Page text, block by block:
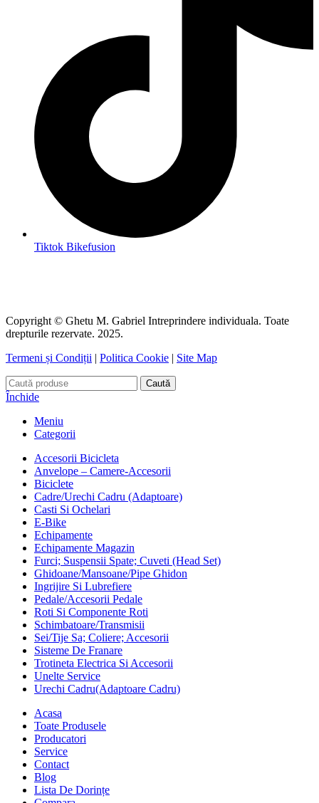
Tiktok Bikefusion
Copyright © Ghetu M. Gabriel Intreprindere individuala. Toate
drepturile rezervate. 2025.
Termeni și Condiții | Politica Cookie | Site Map
Caută
Închide
Meniu
Categorii
Accesorii Bicicleta
Anvelope – Camere-Accesorii
Biciclete
Cadre/Urechi Cadru (Adaptoare)
Casti Si Ochelari
E-Bike
Echipamente
Echipamente Magazin
Furci; Suspensii Spate; Cuveti (Head Set)
Ghidoane/Mansoane/Pipe Ghidon
Ingrijire Si Lubrefiere
Pedale/Accesorii Pedale
Roti Si Componente Roti
Schimbatoare/Transmisii
Sei/Tije Sa; Coliere; Accesorii
Sisteme De Franare
Trotineta Electrica Si Accesorii
Unelte Service
Urechi Cadru(Adaptoare Cadru)
Acasa
Toate Produsele
Producatori
Service
Contact
Blog
Lista De Dorințe